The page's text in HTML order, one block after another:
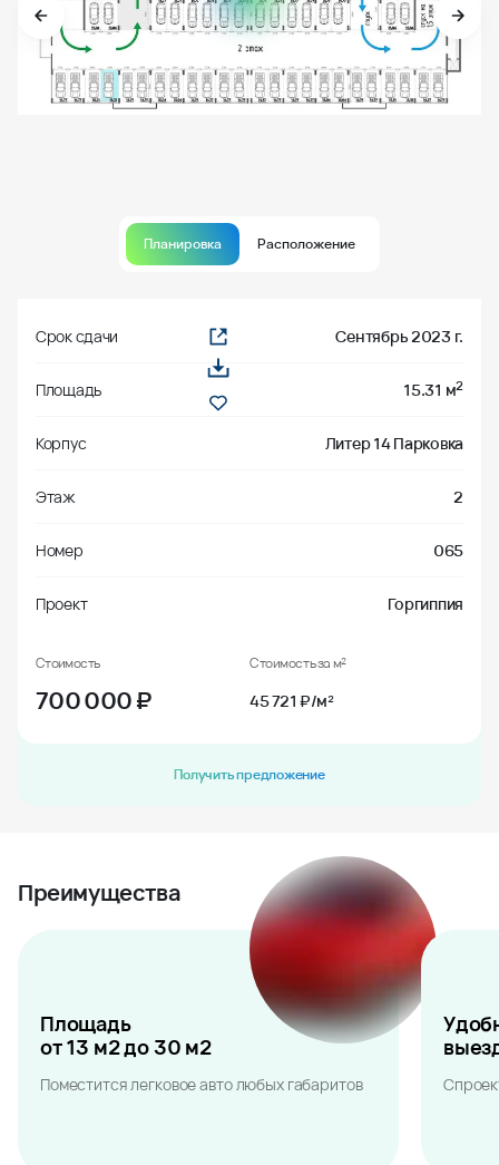
Планировка Расположение
Срок сдачи Сентябрь 2023 г.
Площадь 15.31 м2
Корпус Литер 14 Парковка
Этаж 2
Номер 065
Проект Горгиппия
Стоимость
700 000₽
Стоимость за м²
45 721 ₽/м²
Получить предложение
Преимущества
Площадь
от 13 м2 до 30 м2
Поместится легковое авто любых габаритов